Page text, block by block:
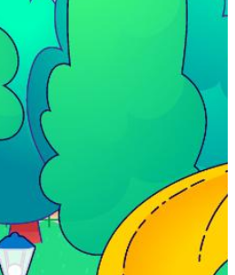
Il·lusió